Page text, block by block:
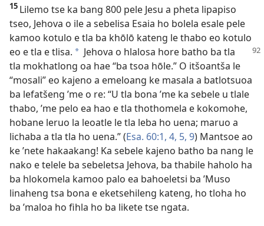
15 Lilemo tse ka bang 800 pele Jesu a pheta lipapiso
tseo, Jehova o ile a sebelisa Esaia ho bolela esale pele
kamoo kotulo e tla ba khōlō kateng le thabo eo kotulo
eo e tla e tlisa. * Jehova o hlalosa hore batho ba tla
tla mokhatlong oa hae “ba tsoa hōle.” O itšoantša le
“mosali” eo kajeno a emeloang ke masala a batlotsuoa
ba lefatšeng ’me o re: “U tla bona ’me ka sebele u tlale
thabo, ’me pelo ea hao e tla thothomela e kokomohe,
hobane leruo la leoatle le tla leba ho uena; maruo a
lichaba a tla tla ho uena.” (Esa. 60:1, 4, 5, 9) Mantsoe ao
ke ’nete hakaakang! Ka sebele kajeno batho ba nang le
nako e telele ba sebeletsa Jehova, ba thabile haholo ha
ba hlokomela kamoo palo ea bahoeletsi ba ’Muso
linaheng tsa bona e eketsehileng kateng, ho tloha ho
ba ’maloa ho fihla ho ba likete tse ngata.